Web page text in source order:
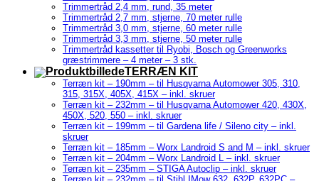
Trimmertråd 2,4 mm, rund, 35 meter
Trimmertråd 2,7 mm, stjerne, 70 meter rulle
Trimmertråd 3,0 mm, stjerne, 60 meter rulle
Trimmertråd 3,3 mm, stjerne, 50 meter rulle
Trimmertråd kassetter til Ryobi, Bosch og Greenworks
græstrimmere – 4 meter – 3 stk.
TERRÆN KIT
Terræn kit – 190mm – til Husqvarna Automower 305, 310,
315, 315X, 405X, 415X – inkl. skruer
Terræn kit – 232mm – til Husqvarna Automower 420, 430X,
450X, 520, 550 – inkl. skruer
Terræn kit – 199mm – til Gardena life / Sileno city – inkl.
skruer
Terræn kit – 185mm – Worx Landroid S and M – inkl. skruer
Terræn kit – 204mm – Worx Landroid L – inkl. skruer
Terræn kit – 235mm – STIGA Autoclip – inkl. skruer